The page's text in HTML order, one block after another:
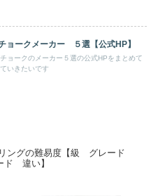
ョークメーカー ５選【公式HP】
ョークのメーカー５選の公式HPをまとめて
いきたいです
ングの難易度【級 グレード
ド 違い】